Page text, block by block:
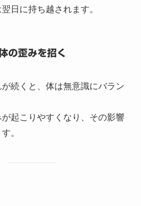
日に持ち越されます。
の歪みを招く
続くと、体は無意識にバラン
起こりやすくなり、その影響
。